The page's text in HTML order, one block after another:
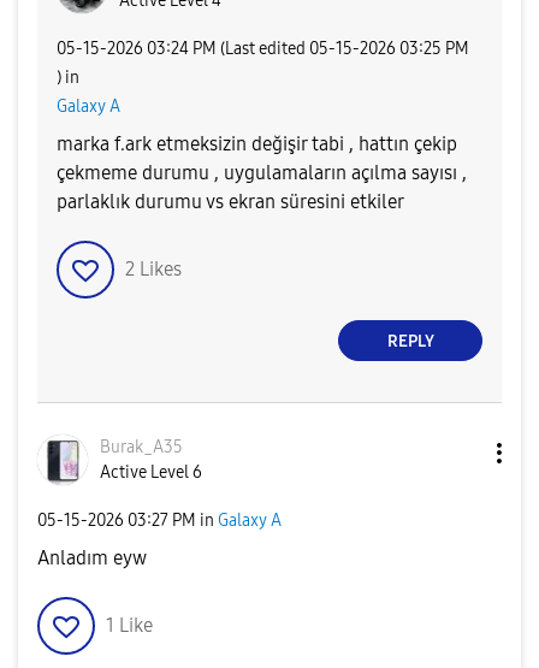
‎05-15-2026 03:24 PM (Last edited ‎05-15-2026 03:25 PM
) in
Galaxy A
marka f.ark etmeksizin değişir tabi , hattın çekip
çekmeme durumu , uygulamaların açılma sayısı ,
parlaklık durumu vs ekran süresini etkiler
2 Likes
REPLY
Burak_A35
Active Level 6
‎05-15-2026 03:27 PM in Galaxy A
Anladım eyw
1 Like